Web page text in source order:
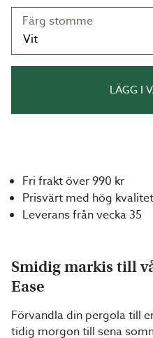
Färg stomme
LÄGG I
Fri frakt över 990 kr
Prisvärt med hög kvalitet
Leverans från vecka 35
Smidig markis till
Ease
Förvandla din pergola till
tidig morgon till sena